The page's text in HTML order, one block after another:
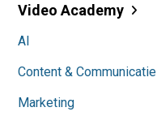
Video Academy
AI
Content & Communicatie
Marketing